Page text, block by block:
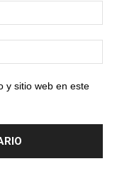
y sitio web en este